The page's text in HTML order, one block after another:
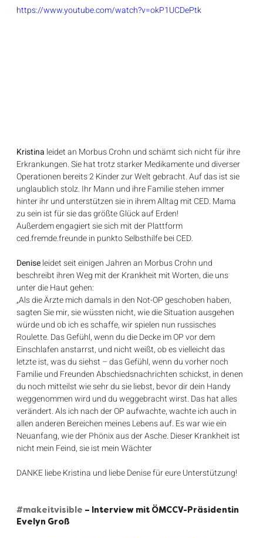
https://www.youtube.com/watch?v=okP1UCDePtk
Kristina leidet an Morbus Crohn und schämt sich nicht für ihre
Erkrankungen. Sie hat trotz starker Medikamente und diverser
Operationen bereits 2 Kinder zur Welt gebracht. Auf das ist sie
unglaublich stolz. Ihr Mann und ihre Familie stehen immer
hinter ihr und unterstützen sie in ihrem Alltag mit CED. Mama
zu sein ist für sie das größte Glück auf Erden!
Außerdem engagiert sie sich mit der Plattform
ced.fremde.freunde in punkto Selbsthilfe bei CED.
Denise leidet seit einigen Jahren an Morbus Crohn und
beschreibt ihren Weg mit der Krankheit mit Worten, die uns
unter die Haut gehen:
„Als die Ärzte mich damals in den Not-OP geschoben haben,
sagten Sie mir, sie wüssten nicht, wie die Situation ausgehen
würde und ob ich es schaffe, wir spielen nun russisches
Roulette. Das Gefühl, wenn du die Decke im OP vor dem
Einschlafen anstarrst, und nicht weißt, ob es vielleicht das
letzte ist, was du siehst – das Gefühl, wenn du vorher noch
Familie und Freunden Abschiedsnachrichten schickst, in denen
du noch mitteilst wie sehr du sie liebst, bevor dir dein Handy
weggenommen wird und du weggebracht wirst. Das hat alles
verändert. Als ich nach der OP aufwachte, wachte ich auch in
allen anderen Bereichen meines Lebens auf. Es war wie ein
Neuanfang, wie der Phönix aus der Asche. Dieser Krankheit ist
nicht mein Feind, sie ist mein Wächter
DANKE liebe Kristina und liebe Denise für eure Unterstützung!
#makeitvisible – Interview mit ÖMCCV-Präsidentin
Evelyn Groß